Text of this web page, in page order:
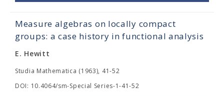
Measure algebras on locally compact
groups: a case history in functional analysis
E. Hewitt
Studia Mathematica (1963), 41-52
DOI: 10.4064/sm-Special Series-1-41-52